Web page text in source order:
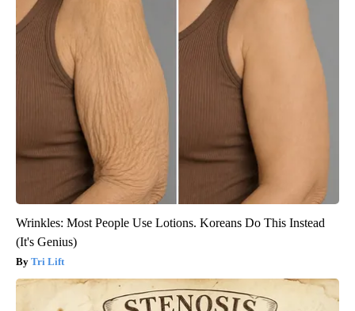
Wrinkles: Most People Use Lotions. Koreans Do This Instead
(It's Genius)
Tri Lift